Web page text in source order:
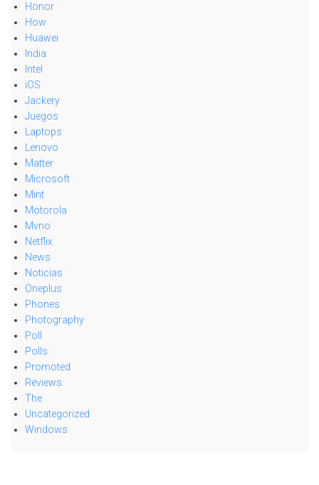
Honor
How
Huawei
India
Intel
iOS
Jackery
Juegos
Laptops
Lenovo
Matter
Microsoft
Mint
Motorola
Mvno
Netflix
News
Noticias
Oneplus
Phones
Photography
Poll
Polls
Promoted
Reviews
The
Uncategorized
Windows